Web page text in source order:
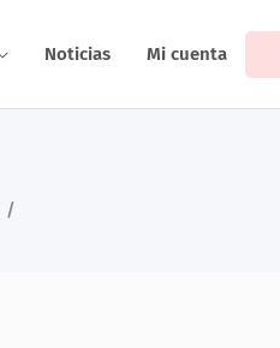
Noticias Mi cuenta